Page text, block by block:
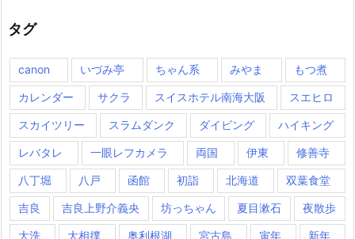
タグ
canon いづみ亭 ちゃん系 みやま もつ煮
カレンダー サクラ スイスホテル南海大阪 スエヒロ
スカイツリー スラムダンク ダイビング ハイキング
レバタレ 一眼レフカメラ 両国 伊東 修善寺
八丁堀 八戸 函館 初詣 北海道 双葉食堂
吉良 吉良上野介義央 坊っちゃん 夏目漱石 夜散歩
大洗 大相撲 奥利根湖 宮古島 寅年 新年